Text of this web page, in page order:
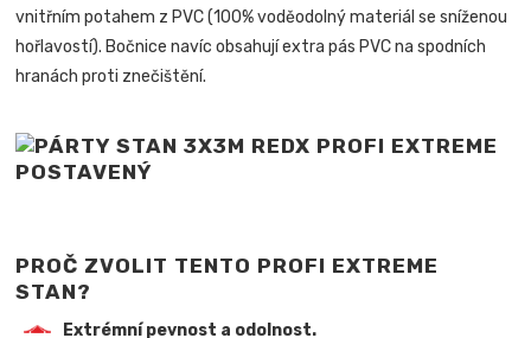
vnitřním potahem z PVC (100% voděodolný materiál se sníženou
hořlavostí). Bočnice navíc obsahují extra pás PVC na spodních
hranách proti znečištění.
PROČ ZVOLIT TENTO PROFI EXTREME
STAN?
Extrémní pevnost a odolnost.